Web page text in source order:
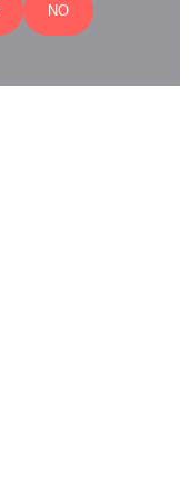
NO